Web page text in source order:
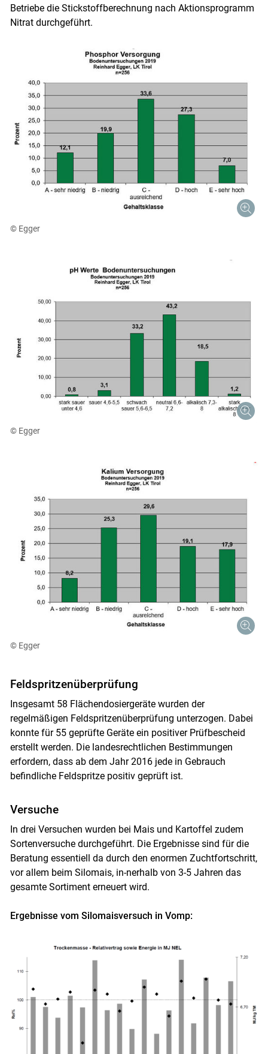
Betriebe die Stickstoffberechnung nach Aktionsprogramm
Nitrat durchgeführt.
© Egger
© Egger
© Egger
Feldspritzenüberprüfung
Insgesamt 58 Flächendosiergeräte wurden der
regelmäßigen Feldspritzenüberprüfung unterzogen. Dabei
konnte für 55 geprüfte Geräte ein positiver Prüfbescheid
erstellt werden. Die landesrechtlichen Bestimmungen
erfordern, dass ab dem Jahr 2016 jede in Gebrauch
befindliche Feldspritze positiv geprüft ist.
Versuche
In drei Versuchen wurden bei Mais und Kartoffel zudem
Sortenversuche durchgeführt. Die Ergebnisse sind für die
Beratung essentiell da durch den enormen Zuchtfortschritt,
vor allem beim Silomais, in-nerhalb von 3-5 Jahren das
gesamte Sortiment erneuert wird.
Ergebnisse vom Silomaisversuch in Vomp: